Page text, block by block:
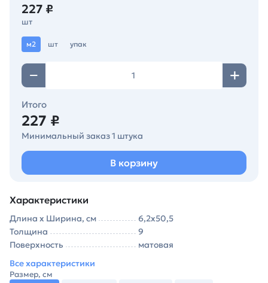
227 ₽
шт
м2 шт упак
Итого
227 ₽
Минимальный заказ 1 штука
В корзину
Характеристики
Длина х Ширина, см
6,2х50,5
Толщина
9
Поверхность
матовая
Все характеристики
Размер, см